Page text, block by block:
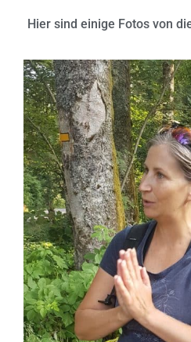
Hier sind einige Fotos von